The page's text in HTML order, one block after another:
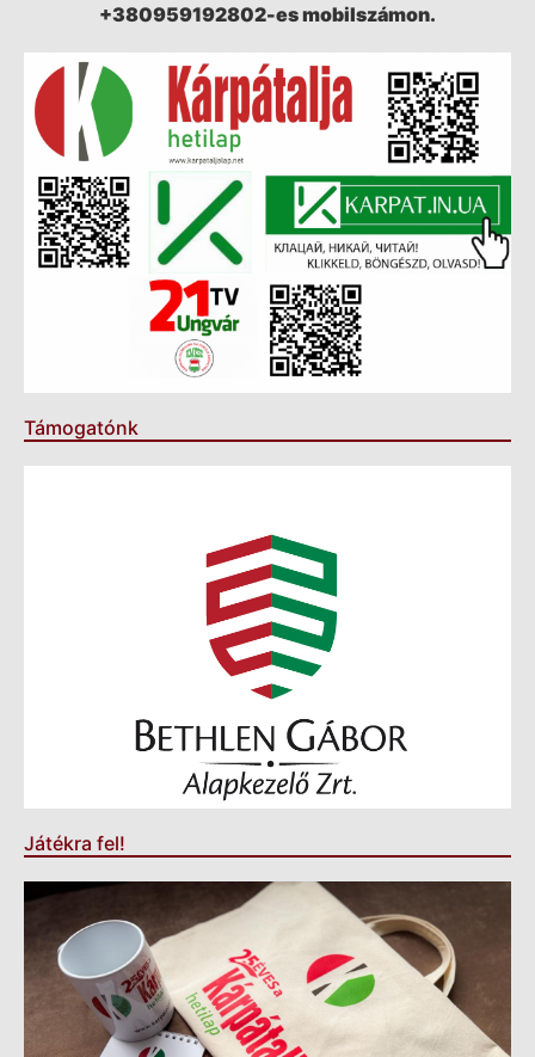
+380959192802-es mobilszámon.
Támogatónk
Játékra fel!